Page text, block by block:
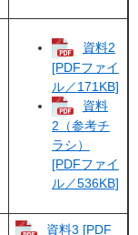
資料2
[PDFファイ
ル／171KB]
資料
2（参考チ
ラシ）
[PDFファイ
ル／536KB]
資料3 [PDF